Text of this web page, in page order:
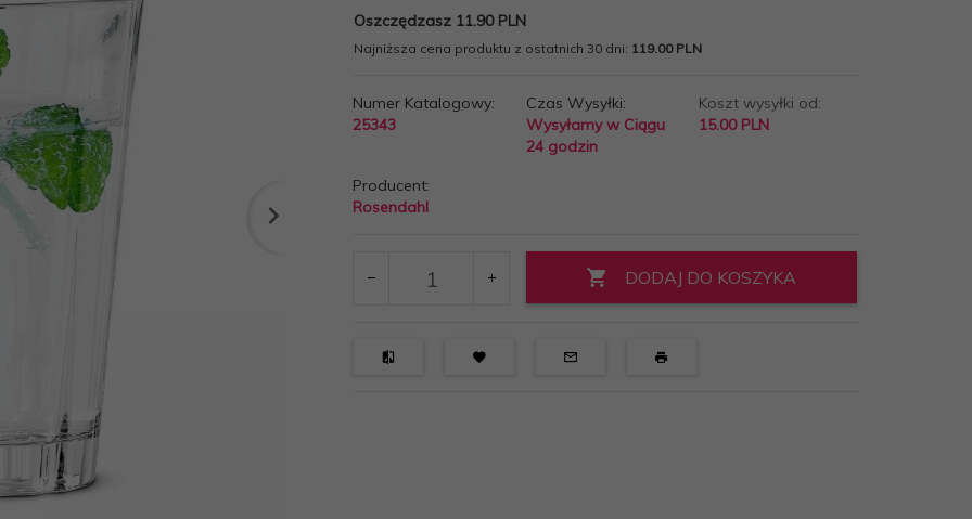
Oszczędzasz 11.90 PLN
Najniższa cena produktu z ostatnich 30 dni: 119.00 PLN
Numer Katalogowy:
25343
Czas Wysyłki:
Wysyłamy w Ciągu
24 godzin
Koszt wysyłki od:
15.00 PLN
Producent:
Rosendahl
DODAJ DO KOSZYKA